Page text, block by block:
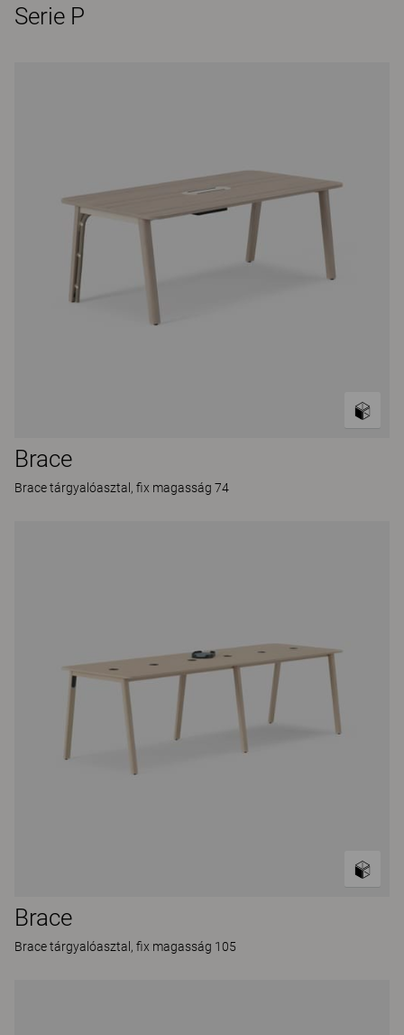
Serie P
Brace
Brace tárgyalóasztal, fix magasság 74
Brace
Brace tárgyalóasztal, fix magasság 105